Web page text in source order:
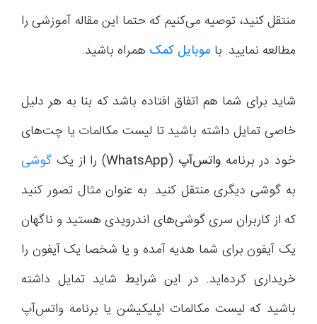
منتقل کنید، توصیه می‌کنیم که حتما این مقاله آموزشی را
مطالعه نمایید. با موبایل کمک همراه باشید.
شاید برای شما هم اتفاق افتاده باشد که بنا به هر دلیل
خاصی تمایل داشته باشید تا لیست مکالمات یا چت‌های
خود در برنامهواتس‌آپ (
WhatsApp) را از یک گوشی
به گوشی دیگری منتقل کنید. به عنوان مثال تصور کنید
که از کاربران سری گوشی‌های اندرویدی هستید و ناگهان
یک آیفون برای شما هدیه آمده و یا شخصا یک آیفون را
خریداری کرده‌اید. در این شرایط شاید تمایل داشته
باشید که لیست مکالمات اپلیکیشن یا برنامه واتس‌آپ